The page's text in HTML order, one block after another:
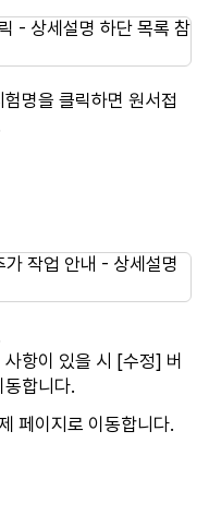
명을 클릭하면 원서접
항이 있을 시 [수정] 버
합니다.
페이지로 이동합니다.